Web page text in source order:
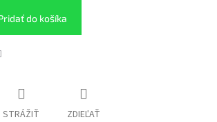
do košíka
STRÁŽIŤ ZDIEĽAŤ